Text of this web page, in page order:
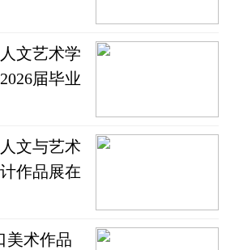
文艺术学
届毕业
文与艺术
作品展在
术作品